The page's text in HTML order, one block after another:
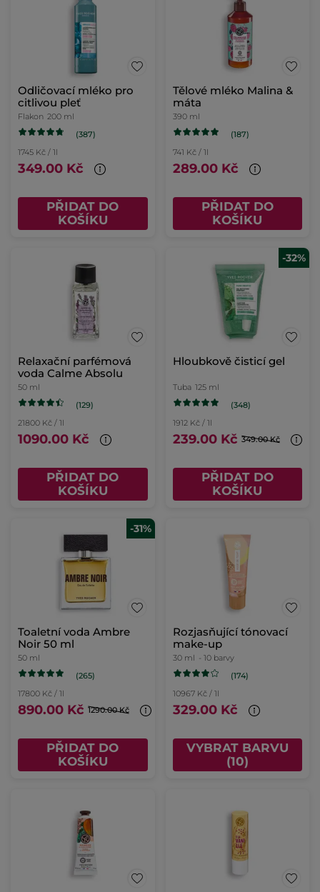
Odličovací mléko pro
citlivou pleť
Flakon 200 ml
(387)
1745 Kč / 1l
349.00 Kč
PŘIDAT DO
KOŠÍKU
Tělové mléko Malina &
máta
390 ml
(187)
741 Kč / 1l
289.00 Kč
PŘIDAT DO
KOŠÍKU
Relaxační parfémová
voda Calme Absolu
50 ml
(129)
21800 Kč / 1l
1090.00 Kč
PŘIDAT DO
KOŠÍKU
-32%
Hloubkově čisticí gel
Tuba 125 ml
(348)
1912 Kč / 1l
239.00 Kč 349.00 Kč
PŘIDAT DO
KOŠÍKU
-31%
Toaletní voda Ambre
Noir 50 ml
50 ml
(265)
17800 Kč / 1l
890.00 Kč 1290.00 Kč
PŘIDAT DO
KOŠÍKU
Rozjasňující tónovací
make-up
30 ml - 10 barvy
(174)
10967 Kč / 1l
329.00 Kč
VYBRAT BARVU
(10)